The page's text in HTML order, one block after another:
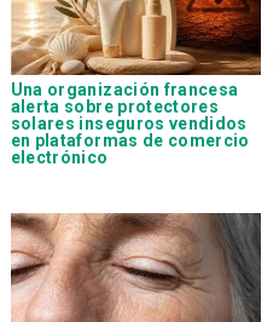
Una organización francesa
alerta sobre protectores
solares inseguros vendidos
en plataformas de comercio
electrónico